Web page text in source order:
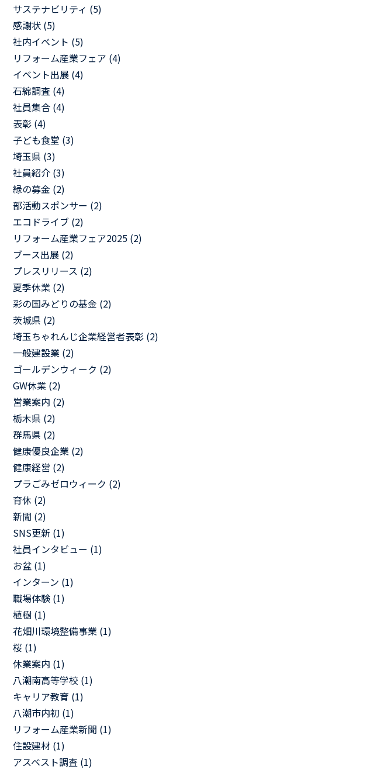
サステナビリティ (5)
感謝状 (5)
社内イベント (5)
リフォーム産業フェア (4)
イベント出展 (4)
石綿調査 (4)
社員集合 (4)
表彰 (4)
子ども食堂 (3)
埼玉県 (3)
社員紹介 (3)
緑の募金 (2)
部活動スポンサー (2)
エコドライブ (2)
リフォーム産業フェア2025 (2)
ブース出展 (2)
プレスリリース (2)
夏季休業 (2)
彩の国みどりの基金 (2)
茨城県 (2)
埼玉ちゃれんじ企業経営者表彰 (2)
一般建設業 (2)
ゴールデンウィーク (2)
GW休業 (2)
営業案内 (2)
栃木県 (2)
群馬県 (2)
健康優良企業 (2)
健康経営 (2)
プラごみゼロウィーク (2)
育休 (2)
新聞 (2)
SNS更新 (1)
社員インタビュー (1)
お盆 (1)
インターン (1)
職場体験 (1)
植樹 (1)
花畑川環境整備事業 (1)
桜 (1)
休業案内 (1)
八潮南高等学校 (1)
キャリア教育 (1)
八潮市内初 (1)
リフォーム産業新聞 (1)
住設建材 (1)
アスベスト調査 (1)